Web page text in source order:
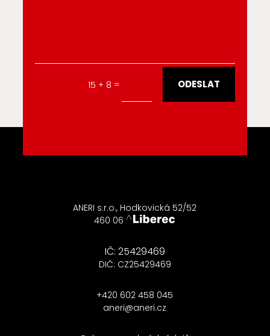
15 + 8 = ODESLAT
ANERI s.r.o., Hodkovická 52/52
460 06
IČ: 25429469
DIČ: CZ25429469
+420 602 458 045
aneri@aneri.cz